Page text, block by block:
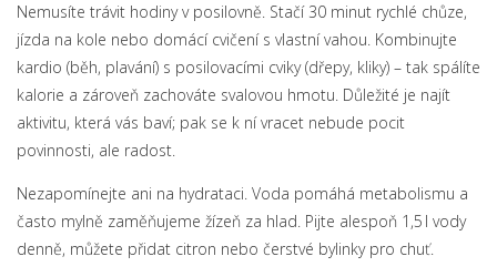
Nemusíte trávit hodiny v posilovně. Stačí 30 minut rychlé chůze,
jízda na kole nebo domácí cvičení s vlastní vahou. Kombinujte
kardio (běh, plavání) s posilovacími cviky (dřepy, kliky) – tak spálíte
kalorie a zároveň zachováte svalovou hmotu. Důležité je najít
aktivitu, která vás baví; pak se k ní vracet nebude pocit
povinnosti, ale radost.
Nezapomínejte ani na hydrataci. Voda pomáhá metabolismu a
často mylně zaměňujeme žízeň za hlad. Pijte alespoň 1,5 l vody
denně, můžete přidat citron nebo čerstvé bylinky pro chuť.